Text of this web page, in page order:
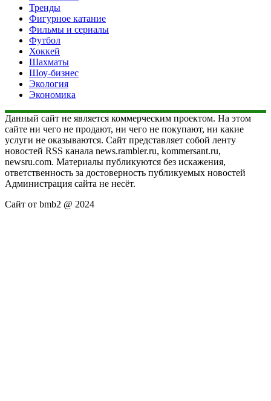
Тренды
Фигурное катание
Фильмы и сериалы
Футбол
Хоккей
Шахматы
Шоу-бизнес
Экология
Экономика
Данный сайт не является коммерческим проектом. На этом
сайте ни чего не продают, ни чего не покупают, ни какие
услуги не оказываются. Сайт представляет собой ленту
новостей RSS канала news.rambler.ru, kommersant.ru,
newsru.com. Материалы публикуются без искажения,
ответственность за достоверность публикуемых новостей
Администрация сайта не несёт.
Сайт от bmb2 @ 2024